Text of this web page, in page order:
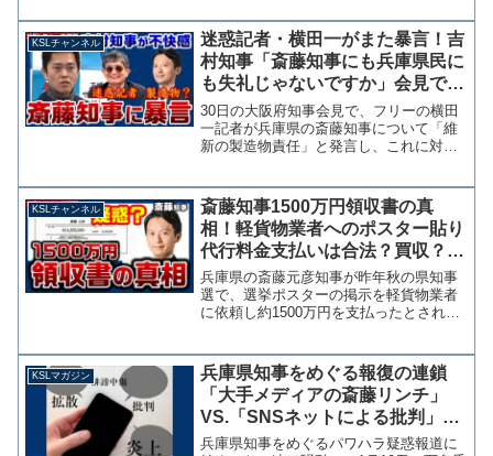
KSLチャンネル
迷惑記者・横田一がまた暴言！吉
村知事「斎藤知事にも兵庫県民に
も失礼じゃないですか」会見で不
快感を示す【KSLチャンネル】
30日の大阪府知事会見で、フリーの横田
一記者が兵庫県の斎藤知事について「維
新の製造物責任」と発言し、これに対し
昭和のワイドショー的発想 この横田記
者の悪質さに関してはも...
KSLチャンネル
斎藤知事1500万円領収書の真
相！軽貨物業者へのポスター貼り
代行料金支払いは合法？買収？
【KSLチャンネル】
兵庫県の斎藤元彦知事が昨年秋の県知事
選で、選挙ポスターの掲示を軽貨物業者
に依頼し約1500万円を支払ったとされる
ません。公費負担とはなりませんが、選
挙運動をしないことを...
KSLマガジン
兵庫県知事をめぐる報復の連鎖
「大手メディアの斎藤リンチ」
VS.「SNSネットによる批判」を
考察する【マガジン238号】
兵庫県知事をめぐるパワハラ疑惑報道に